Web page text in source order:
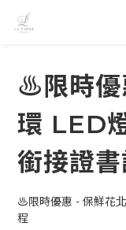
♨️限時優
環 LED
銜接證
♨️限時優惠 - 保鮮花
程